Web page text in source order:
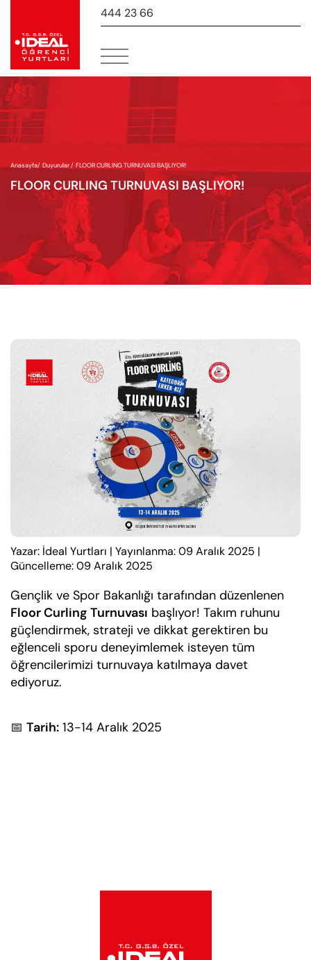
444 23 66
Anasayfa/ Duyurular / FLOOR CURLING TURNUVASI BAŞLIYOR!
FLOOR CURLING TURNUVASI BAŞLIYOR!
Yazar: İdeal Yurtları | Yayınlanma: 09 Aralık 2025 |
Güncelleme: 09 Aralık 2025
Gençlik ve Spor Bakanlığı tarafından düzenlenen
Floor Curling Turnuvası başlıyor! Takım ruhunu
güçlendirmek, strateji ve dikkat gerektiren bu
eğlenceli sporu deneyimlemek isteyen tüm
öğrencilerimizi turnuvaya katılmaya davet
ediyoruz.
📅 Tarih: 13-14 Aralık 2025